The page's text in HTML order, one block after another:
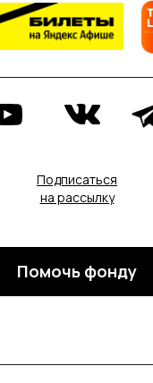
Подписаться
на рассылку
Помочь фонду